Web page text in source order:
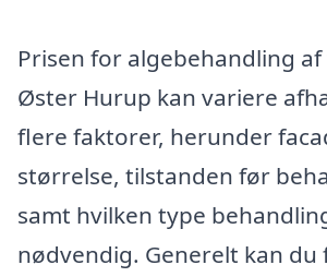
Prisen for algebehandling af
Øster Hurup kan variere
flere faktorer, herunder
størrelse, tilstanden før
samt hvilken type
nødvendig. Generelt kan